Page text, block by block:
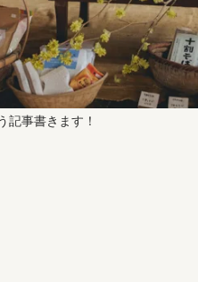
記事書きます！